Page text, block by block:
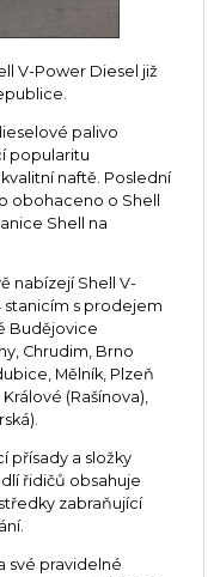
V-Power Diesel již
palivo
popularitu
naftě. Poslední
obohaceno o Shell
Shell na
nabízejí Shell V-
stanicím s prodejem
Budějovice
Chrudim, Brno
Mělník, Plzeň
(Rašínova),
přísady a složky
řidičů obsahuje
zabraňující
své pravidelné